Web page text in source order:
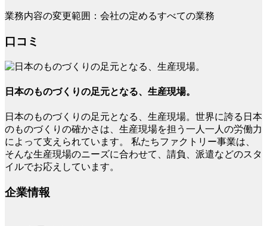
業務内容の変更範囲：会社の定めるすべての業務
口コミ
日本のものづくりの足元となる、生産現場。
日本のものづくりの足元となる、生産現場。世界に誇る日本
のものづくりの確かさは、生産現場を担う一人一人の労働力
によって支えられています。 私たちファクトリー事業は、
そんな生産現場のニーズに合わせて、請負、派遣などのスタ
イルでお応えしています。
企業情報